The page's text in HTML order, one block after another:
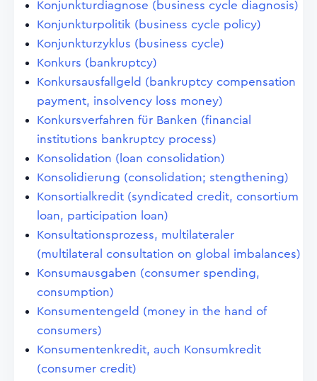
Konjunkturdiagnose (business cycle diagnosis)
Konjunkturpolitik (business cycle policy)
Konjunkturzyklus (business cycle)
Konkurs (bankruptcy)
Konkursausfallgeld (bankruptcy compensation
payment, insolvency loss money)
Konkursverfahren für Banken (financial
institutions bankruptcy process)
Konsolidation (loan consolidation)
Konsolidierung (consolidation; stengthening)
Konsortialkredit (syndicated credit, consortium
loan, participation loan)
Konsultationsprozess, multilateraler
(multilateral consultation on global imbalances)
Konsumausgaben (consumer spending,
consumption)
Konsumentengeld (money in the hand of
consumers)
Konsumentenkredit, auch Konsumkredit
(consumer credit)